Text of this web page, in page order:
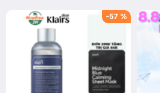
-57 %